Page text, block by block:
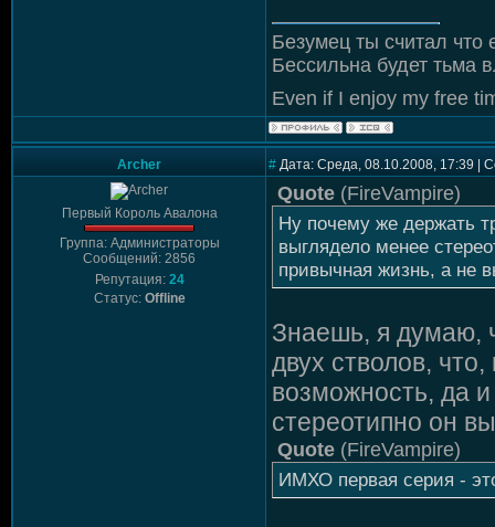
Безумец ты считал
Бессильна будет тьма
Even if I enjoy my free
Archer # Дата: Среда, 08.10.2008, 17:39 |
Первый Король Авалона
Группа: Администраторы
Сообщений: 2856
Репутация: 24
Статус: Offline
Quote (FireVampire)
Ну почему же держать
выглядело менее
привычная жизнь, а не
Знаешь, я думаю,
двух стволов,
возможность, да
стереотипно он
Quote (FireVampire)
ИМХО первая серия -